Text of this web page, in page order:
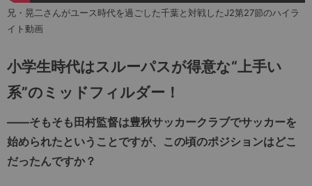
兄・晃二さんがユース時代を過ごした千葉と対戦したJ2第27節のハイラ
イト動画
小学生時代はスルーパスが得意な“上手い
系”のミッドフィルダー！
――そもそも田村監督は豊秋サッカークラブでサッカーを
始められたということですが、この頃のポジションはどこ
だったんですか？